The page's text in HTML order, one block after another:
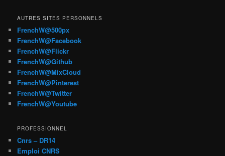
AUTRES SITES PERSONNELS
FrenchW@500px
FrenchW@Facebook
FrenchW@Flickr
FrenchW@Github
FrenchW@MixCloud
FrenchW@Pinterest
FrenchW@Twitter
FrenchW@Youtube
PROFESSIONNEL
Cnrs – DR14
Emploi CNRS